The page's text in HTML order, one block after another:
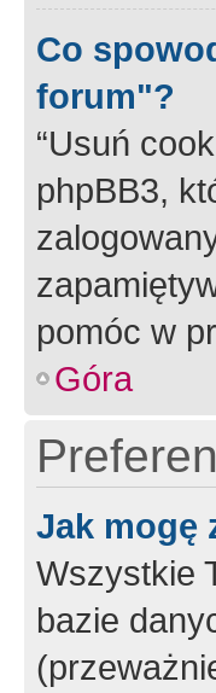
Co
forum"?
“Usuń
phpBB3,
pomóc w
Góra
Jak mogę
Wszystkie
bazie